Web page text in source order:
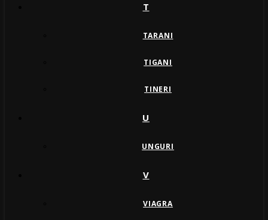
T
TARANI
TIGANI
TINERI
U
UNGURI
V
VIAGRA